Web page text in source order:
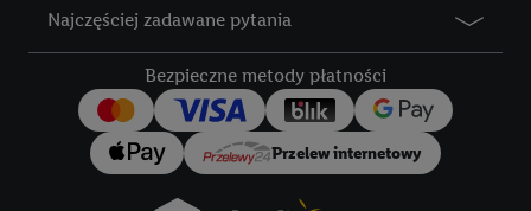
Najczęściej zadawane pytania
Bezpieczne metody płatności
Przelew internetowy